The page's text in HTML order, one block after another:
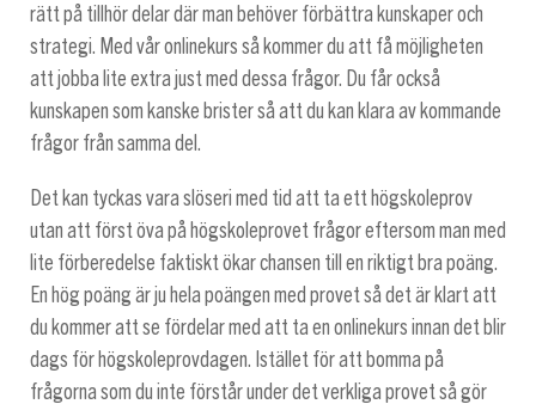
rätt på tillhör delar där man behöver förbättra kunskaper och
strategi. Med vår onlinekurs så kommer du att få möjligheten
att jobba lite extra just med dessa frågor. Du får också
kunskapen som kanske brister så att du kan klara av kommande
frågor från samma del.
Det kan tyckas vara slöseri med tid att ta ett högskoleprov
utan att först öva på högskoleprovet frågor eftersom man med
lite förberedelse faktiskt ökar chansen till en riktigt bra poäng.
En hög poäng är ju hela poängen med provet så det är klart att
du kommer att se fördelar med att ta en onlinekurs innan det blir
dags för högskoleprovdagen. Istället för att bomma på
frågorna som du inte förstår under det verkliga provet så gör